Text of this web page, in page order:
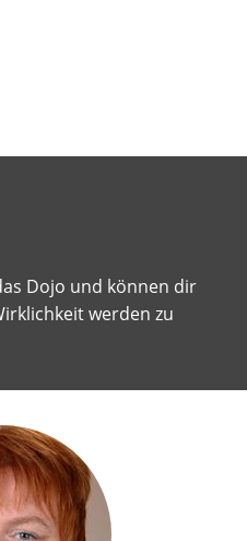
zu
Dojo und können dir
werden zu